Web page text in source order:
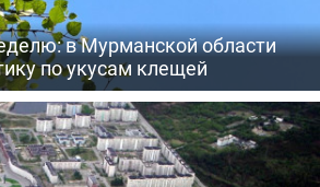
в Мурманской области
по укусам клещей